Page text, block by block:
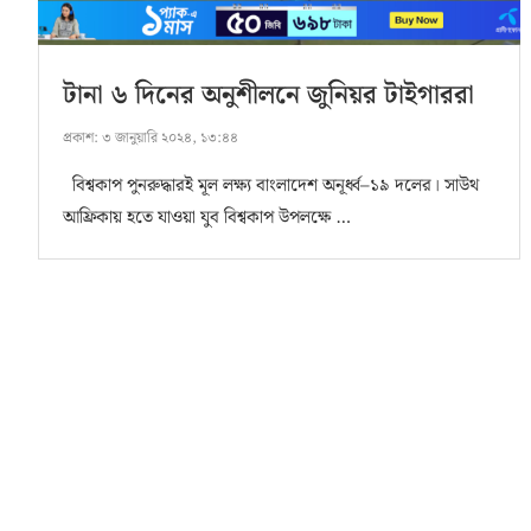
টানা ৬ দিনের অনুশীলনে জুনিয়র টাইগাররা
প্রকাশ: ৩ জানুয়ারি ২০২৪, ১৩:৪৪
বিশ্বকাপ পুনরুদ্ধারই মূল লক্ষ্য বাংলাদেশ অনূর্ধ্ব–১৯ দলের। সাউথ
আফ্রিকায় হতে যাওয়া যুব বিশ্বকাপ উপলক্ষে …